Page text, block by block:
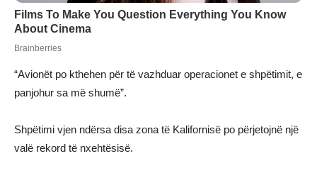
“Avionët po kthehen për të vazhduar operacionet e shpëtimit, e
panjohur sa më shumë”.
Shpëtimi vjen ndërsa disa zona të Kalifornisë po përjetojnë një
valë rekord të nxehtësisë.